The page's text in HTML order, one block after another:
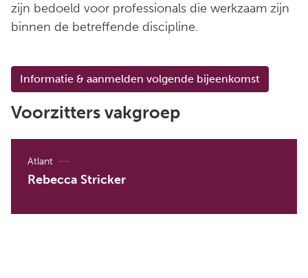
zijn bedoeld voor professionals die werkzaam zijn
binnen de betreffende discipline.
Informatie & aanmelden volgende bijeenkomst
Voorzitters vakgroep
Atlant
Rebecca Stricker